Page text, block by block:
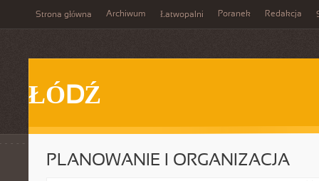
Strona główna Archiwum Łatwopalni Poranek Redakcja
ŁÓDŹ
PLANOWANIE I ORGANIZACJA